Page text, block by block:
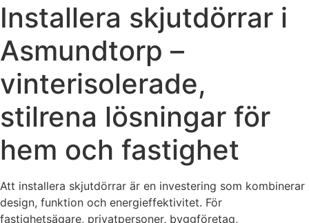
Installera skjutdörrar i
Asmundtorp –
vinterisolerade,
stilrena lösningar för
hem och fastighet
Att installera skjutdörrar är en investering som kombinerar
design, funktion och energieffektivitet. För
fastighetsägare, privatpersoner, byggföretag,